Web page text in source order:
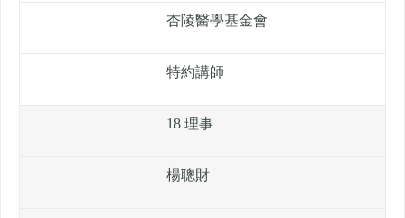
杏陵醫學基金會
特約講師
18 理事
楊聰財